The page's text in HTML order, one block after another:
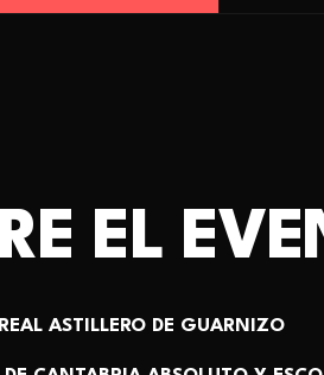
EL
ASTILLERO DE GUARNIZO